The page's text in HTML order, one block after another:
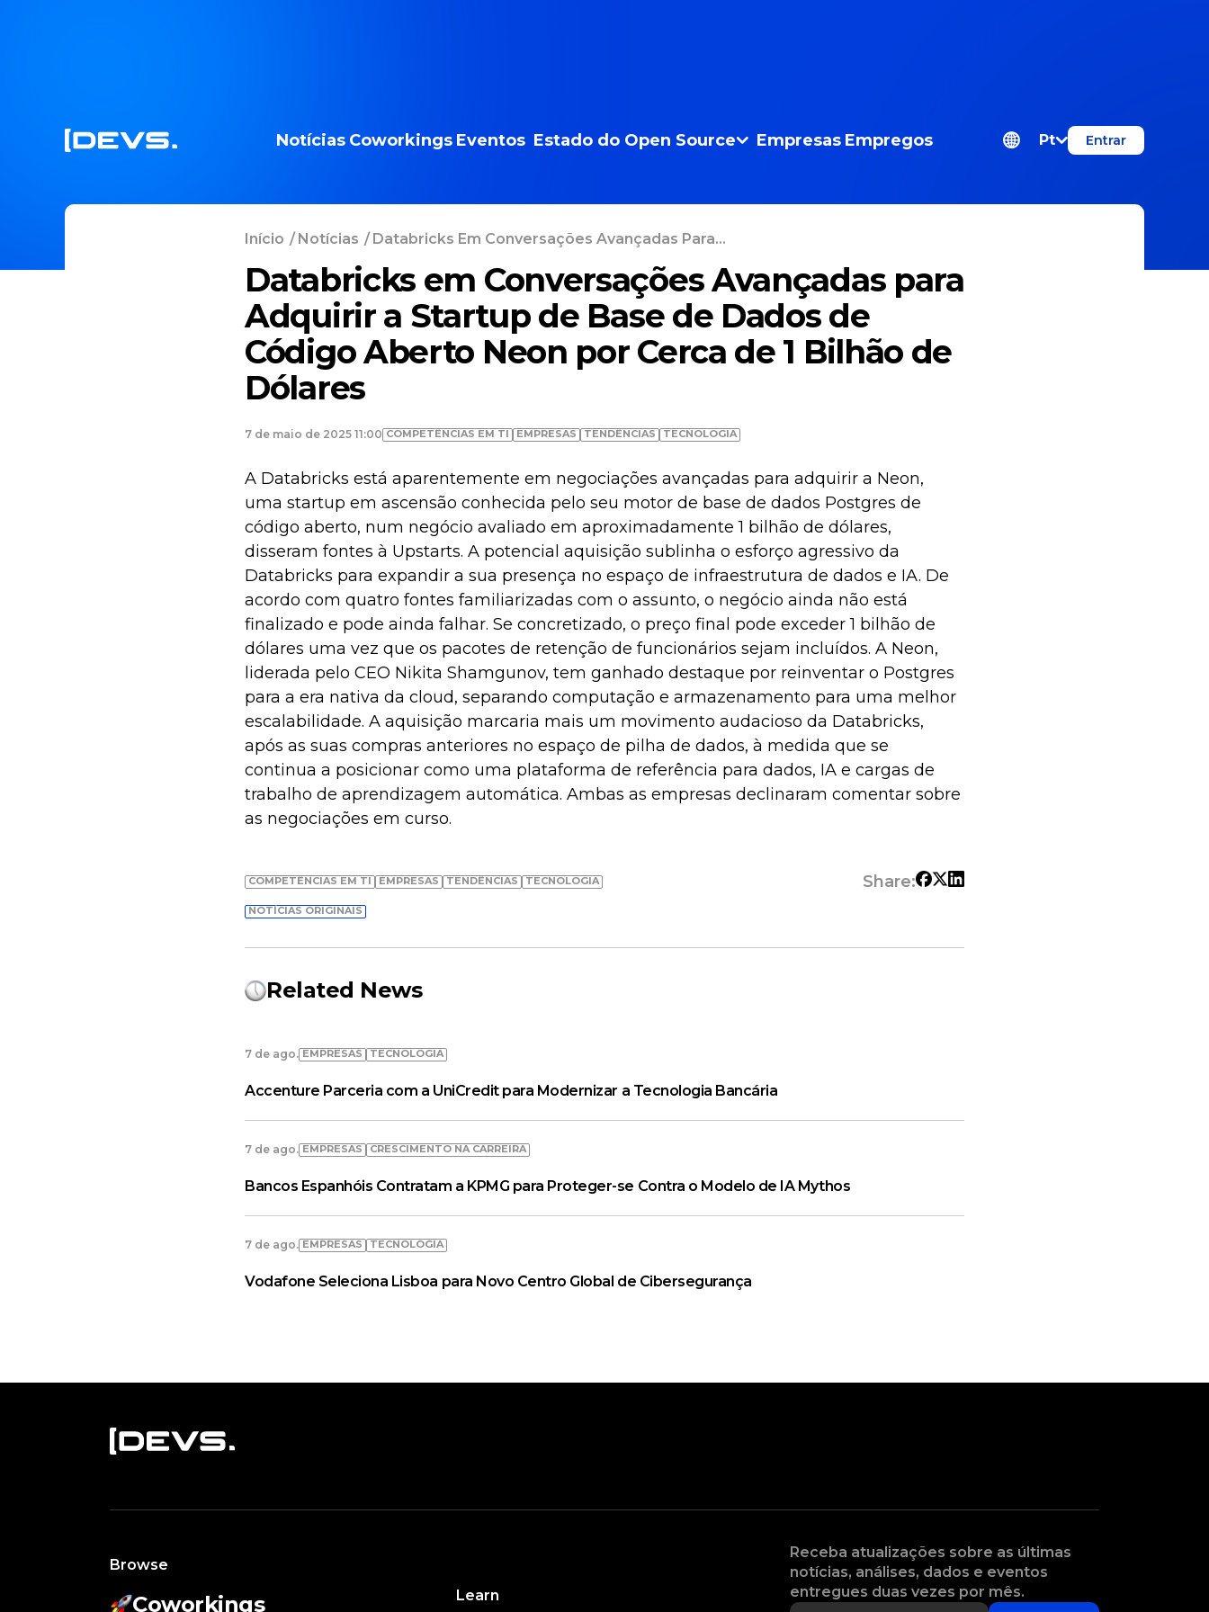
Notícias Coworkings Eventos Estado do Open Source Empresas Empregos Pt Entrar
Início /Notícias / Databricks Em Conversações Avançadas Para...
Databricks em Conversações Avançadas para
Adquirir a Startup de Base de Dados de
Código Aberto Neon por Cerca de 1 Bilhão de
Dólares
7 de maio de 2025 11:00 COMPETÊNCIAS EM TI EMPRESAS TENDÊNCIAS TECNOLOGIA
A Databricks está aparentemente em negociações avançadas para adquirir a Neon,
uma startup em ascensão conhecida pelo seu motor de base de dados Postgres de
código aberto, num negócio avaliado em aproximadamente 1 bilhão de dólares,
disseram fontes à Upstarts. A potencial aquisição sublinha o esforço agressivo da
Databricks para expandir a sua presença no espaço de infraestrutura de dados e IA. De
acordo com quatro fontes familiarizadas com o assunto, o negócio ainda não está
finalizado e pode ainda falhar. Se concretizado, o preço final pode exceder 1 bilhão de
dólares uma vez que os pacotes de retenção de funcionários sejam incluídos. A Neon,
liderada pelo CEO Nikita Shamgunov, tem ganhado destaque por reinventar o Postgres
para a era nativa da cloud, separando computação e armazenamento para uma melhor
escalabilidade. A aquisição marcaria mais um movimento audacioso da Databricks,
após as suas compras anteriores no espaço de pilha de dados, à medida que se
continua a posicionar como uma plataforma de referência para dados, IA e cargas de
trabalho de aprendizagem automática. Ambas as empresas declinaram comentar sobre
as negociações em curso.
COMPETÊNCIAS EM TI EMPRESAS TENDÊNCIAS TECNOLOGIA Share:
NOTÍCIAS ORIGINAIS
Related News
7 de ago. EMPRESAS TECNOLOGIA
Accenture Parceria com a UniCredit para Modernizar a Tecnologia Bancária
7 de ago. EMPRESAS CRESCIMENTO NA CARREIRA
Bancos Espanhóis Contratam a KPMG para Proteger-se Contra o Modelo de IA Mythos
7 de ago. EMPRESAS TECNOLOGIA
Vodafone Seleciona Lisboa para Novo Centro Global de Cibersegurança
Browse
Coworkings Learn
Receba atualizações sobre as últimas
notícias, análises, dados e eventos
entregues duas vezes por mês.